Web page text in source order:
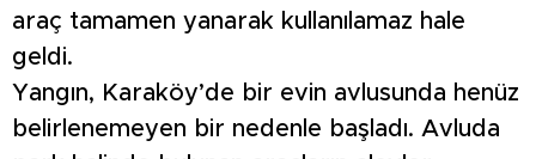
araç tamamen yanarak kullanılamaz hale
geldi.
Yangın, Karaköy’de bir evin avlusunda henüz
belirlenemeyen bir nedenle başladı. Avluda